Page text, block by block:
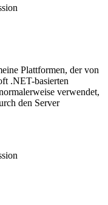
Plattformen, der von
.NET-basierten
verwendet,
den Server